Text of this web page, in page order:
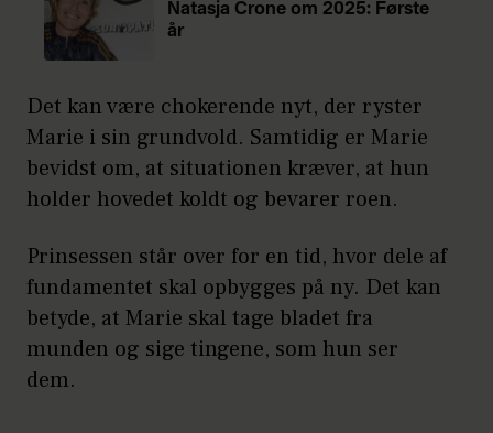
Natasja Crone om 2025: Første
år
Det kan være chokerende nyt, der ryster
Marie i sin grundvold. Samtidig er Marie
bevidst om, at situationen kræver, at hun
holder hovedet koldt og bevarer roen.
Prinsessen står over for en tid, hvor dele af
fundamentet skal opbygges på ny. Det kan
betyde, at Marie skal tage bladet fra
munden og sige tingene, som hun ser
dem.